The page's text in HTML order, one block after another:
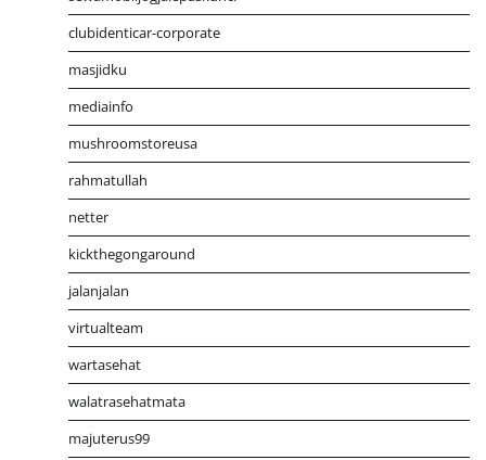
clubidenticar-corporate
masjidku
mediainfo
mushroomstoreusa
rahmatullah
netter
kickthegongaround
jalanjalan
virtualteam
wartasehat
walatrasehatmata
majuterus99